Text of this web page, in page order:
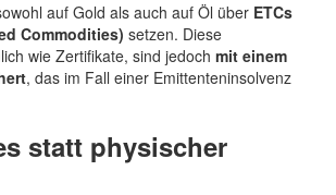
auf Gold als auch auf Öl über ETCs
Commodities) setzen. Diese
wie Zertifikate, sind jedoch mit einem
, das im Fall einer Emittenteninsolvenz
statt physischer